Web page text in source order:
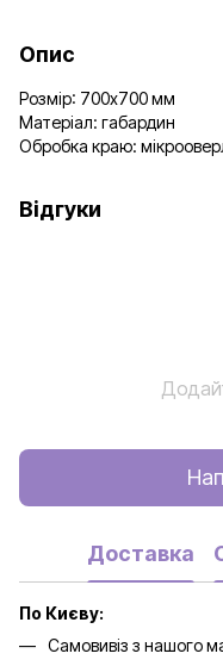
Опис
Розмір: 700х700 мм
Матеріал: габардин
Обробка краю:
Відгуки
Доставка
По Києву:
Самовивіз з нашого